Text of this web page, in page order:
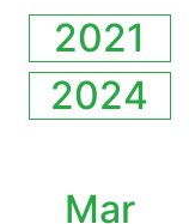
2021
2024
Mar